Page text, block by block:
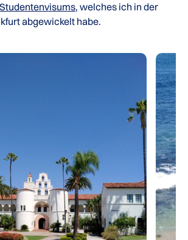
, welches ich in der
abgewickelt habe.